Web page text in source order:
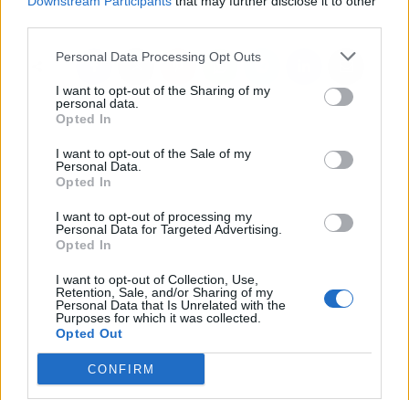
Personal Data Processing Opt Outs
I want to opt-out of the Sharing of my
personal data.
Opted In
I want to opt-out of the Sale of my
Personal Data.
Opted In
I want to opt-out of processing my
Personal Data for Targeted Advertising.
Opted In
I want to opt-out of Collection, Use,
Retention, Sale, and/or Sharing of my
Personal Data that Is Unrelated with the
Purposes for which it was collected.
Opted Out
CONFIRM